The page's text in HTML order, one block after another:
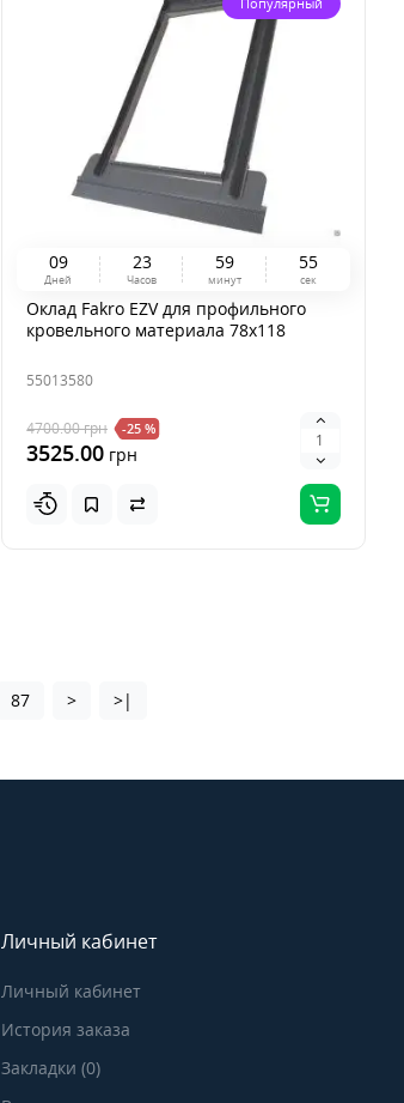
09
Дней
23
Часов
59
минут
54
сек
Оклад Fakro EZV для профильного
кровельного материала 78x118
55013580
4700.00грн -25 %
3525.00грн
87 > >|
Личный кабинет
Личный кабинет
История заказа
Закладки (0)